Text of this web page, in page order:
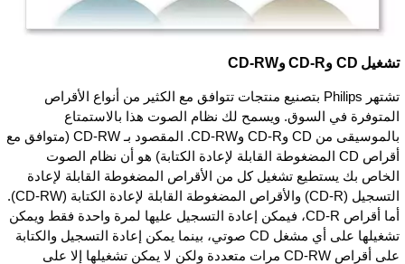
تشغيل CD وCD-R وCD-RW
تشتهر Philips بتصنيع منتجات تتوافق مع الكثير من أنواع الأقراص
المتوفرة في السوق. ويسمح لك نظام الصوت هذا بالاستمتاع
بالموسيقى من CD وCD-R وCD-RW. المقصود بـ CD-RW (متوافق مع
أقراص CD المضغوطة القابلة لإعادة الكتابة) هو أن نظام الصوت
الخاص بك يستطيع تشغيل كل من الأقراص المضغوطة القابلة لإعادة
التسجيل (CD-R) والأقراص المضغوطة القابلة لإعادة الكتابة (CD-RW).
أما أقراص CD-R، فيمكن إعادة التسجيل عليها لمرة واحدة فقط ويمكن
تشغيلها على أي مشغل CD صوتي، بينما يمكن إعادة التسجيل والكتابة
على أقراص CD-RW مرات متعددة ولكن لا يمكن تشغيلها إلا على